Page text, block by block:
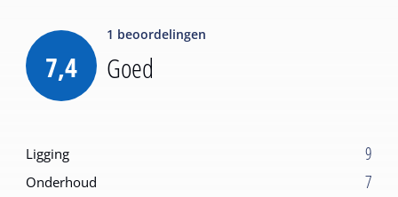
7,4
1 beoordelingen
Goed
Ligging 9
Onderhoud 7